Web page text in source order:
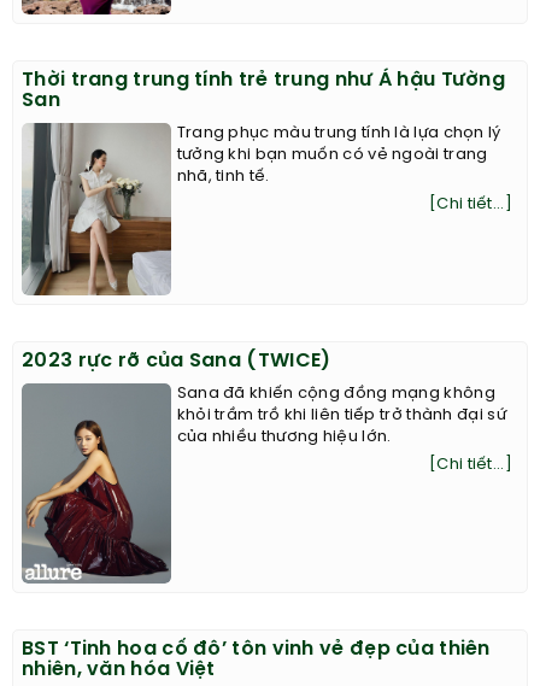
Thời trang trung tính trẻ trung như Á hậu Tường
San
Trang phục màu trung tính là lựa chọn lý
tưởng khi bạn muốn có vẻ ngoài trang
nhã, tinh tế.
[Chi tiết...]
2023 rực rỡ của Sana (TWICE)
Sana đã khiến cộng đồng mạng không
khỏi trầm trồ khi liên tiếp trở thành đại sứ
của nhiều thương hiệu lớn.
[Chi tiết...]
BST ‘Tinh hoa cố đô’ tôn vinh vẻ đẹp của thiên
nhiên, văn hóa Việt